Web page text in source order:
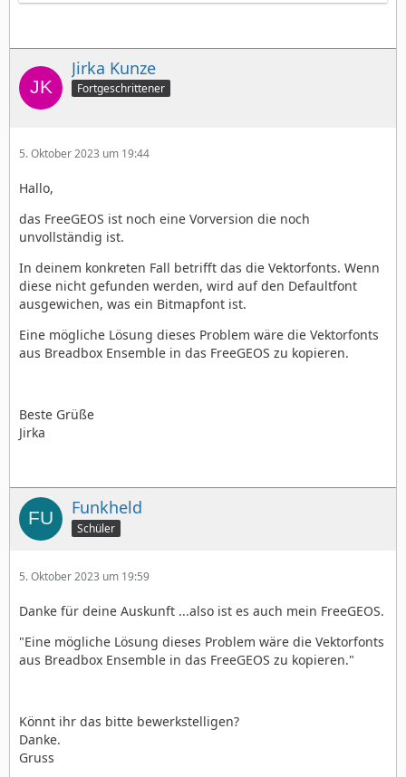
Jirka Kunze
Fortgeschrittener
5. Oktober 2023 um 19:44
Hallo,
das FreeGEOS ist noch eine Vorversion die noch
unvollständig ist.
In deinem konkreten Fall betrifft das die Vektorfonts. Wenn
diese nicht gefunden werden, wird auf den Defaultfont
ausgewichen, was ein Bitmapfont ist.
Eine mögliche Lösung dieses Problem wäre die Vektorfonts
aus Breadbox Ensemble in das FreeGEOS zu kopieren.
Beste Grüße
Jirka
Funkheld
Schüler
5. Oktober 2023 um 19:59
Danke für deine Auskunft ...also ist es auch mein FreeGEOS.
"Eine mögliche Lösung dieses Problem wäre die Vektorfonts
aus Breadbox Ensemble in das FreeGEOS zu kopieren."
Könnt ihr das bitte bewerkstelligen?
Danke.
Gruss